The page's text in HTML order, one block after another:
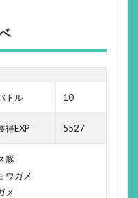
トル 10
得EXP 5527
豚
ウガメ
メ